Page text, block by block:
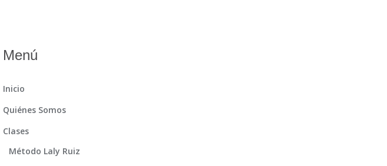
Menú
Inicio
Quiénes Somos
Clases
Método Laly Ruiz